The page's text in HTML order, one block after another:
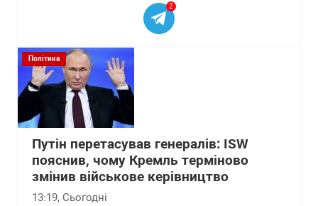
2
Політика
Путін перетасував генералів: ISW
пояснив, чому Кремль терміново
змінив військове керівництво
13:19, Сьогодні